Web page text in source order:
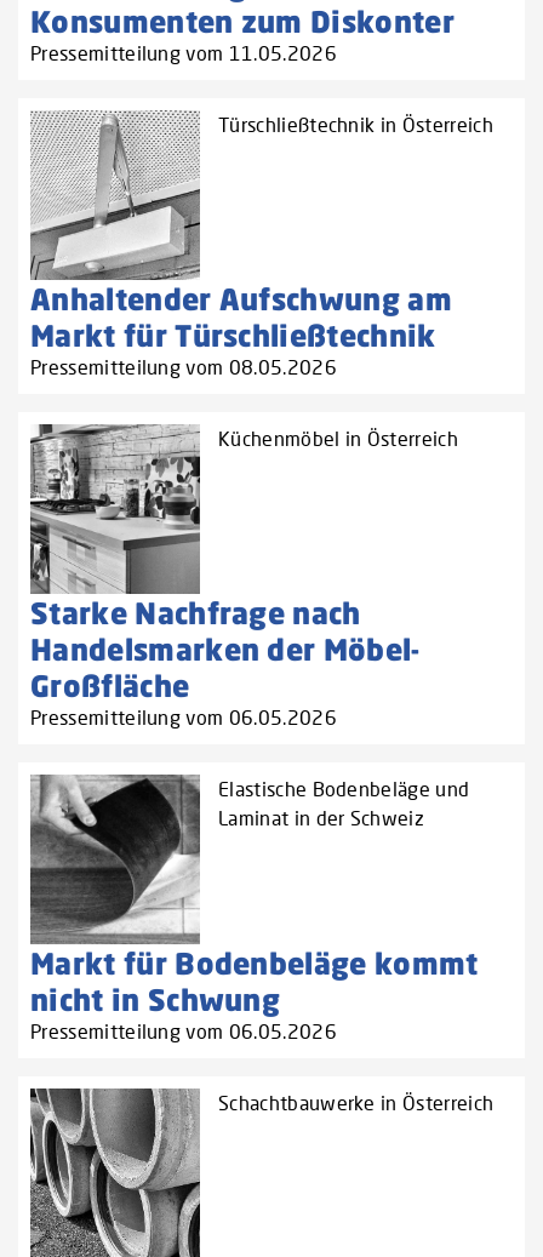
Konsumenten zum Diskonter
Pressemitteilung vom 11.05.2026
Türschließtechnik in Österreich
Anhaltender Aufschwung am
Markt für Türschließtechnik
Pressemitteilung vom 08.05.2026
Küchenmöbel in Österreich
Starke Nachfrage nach
Handelsmarken der Möbel-
Großfläche
Pressemitteilung vom 06.05.2026
Elastische Bodenbeläge und
Laminat in der Schweiz
Markt für Bodenbeläge kommt
nicht in Schwung
Pressemitteilung vom 06.05.2026
Schachtbauwerke in Österreich